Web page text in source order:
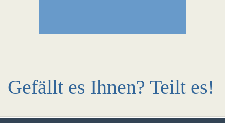
Gefällt es Ihnen? Teilt es!